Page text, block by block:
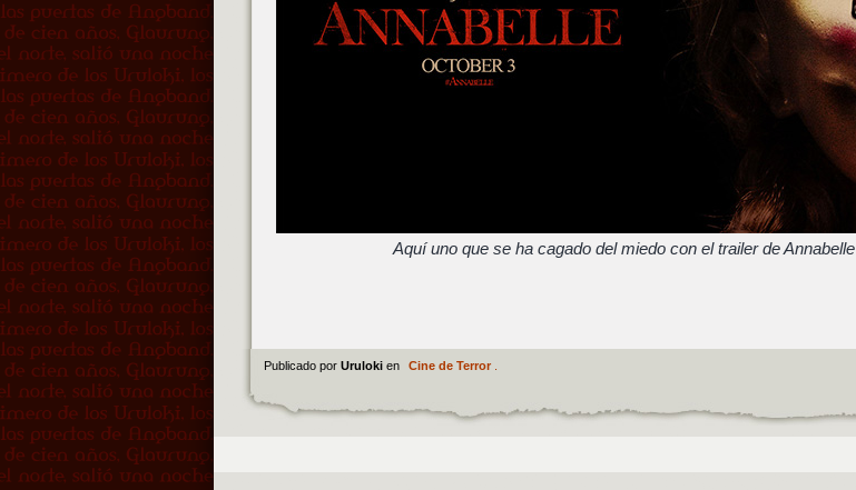
Aquí uno que se ha cagado del miedo con el trailer de Annabelle
Publicado por Uruloki en Cine de Terror.